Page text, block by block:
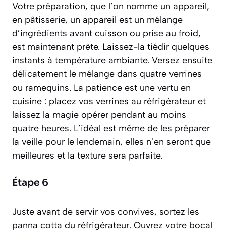
Votre préparation, que l’on nomme un appareil,
en pâtisserie, un appareil est un mélange
d’ingrédients avant cuisson ou prise au froid,
est maintenant prête. Laissez-la tiédir quelques
instants à température ambiante. Versez ensuite
délicatement le mélange dans quatre verrines
ou ramequins. La patience est une vertu en
cuisine : placez vos verrines au réfrigérateur et
laissez la magie opérer pendant au moins
quatre heures. L’idéal est même de les préparer
la veille pour le lendemain, elles n’en seront que
meilleures et la texture sera parfaite.
Étape 6
Juste avant de servir vos convives, sortez les
panna cotta du réfrigérateur. Ouvrez votre bocal